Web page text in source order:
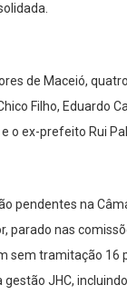
de Maceió,
Filho, Eduardo
e o ex-prefeito Rui
pendentes na
parado nas
sem tramitação 16
gestão JHC,